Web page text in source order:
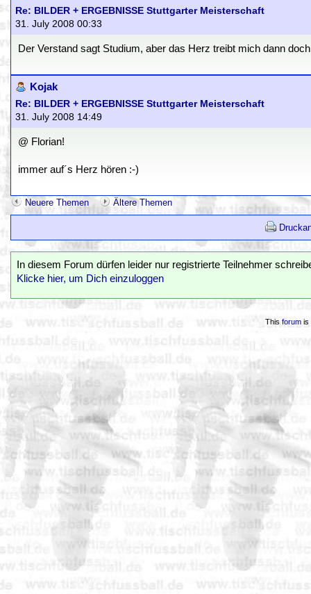
Re: BILDER + ERGEBNISSE Stuttgarter Meisterschaft
31. July 2008 00:33
Der Verstand sagt Studium, aber das Herz treibt mich dann
Kojak
Re: BILDER + ERGEBNISSE Stuttgarter Meisterschaft
31. July 2008 14:49
@ Florian!
immer auf´s Herz hören :-)
Neuere Themen Ältere Themen
In diesem Forum dürfen leider nur registrierte Teilnehmer
Klicke hier, um Dich einzuloggen
This forumis